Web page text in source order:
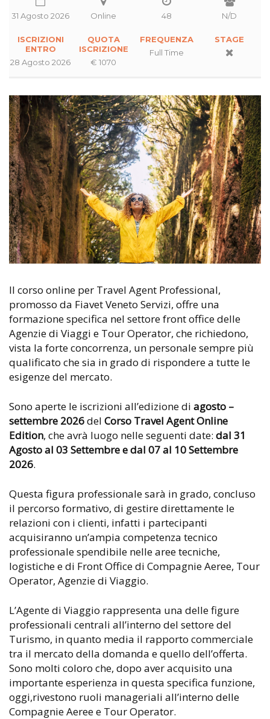
31 Agosto 2026 Online 48 N/D
ISCRIZIONI
ENTRO
28 Agosto 2026
QUOTA
ISCRIZIONE
€ 1070
FREQUENZA
Full Time
STAGE
Il corso online per Travel Agent Professional,
promosso da Fiavet Veneto Servizi, offre una
formazione specifica nel settore front office delle
Agenzie di Viaggi e Tour Operator, che richiedono,
vista la forte concorrenza, un personale sempre più
qualificato che sia in grado di rispondere a tutte le
esigenze del mercato.
Sono aperte le iscrizioni all’edizione di agosto –
settembre 2026del Corso Travel Agent Online
Edition, che avrà luogo nelle seguenti date: dal 31
Agosto al 03 Settembre e dal 07 al 10 Settembre
2026.
Questa figura professionale sarà in grado, concluso
il percorso formativo, di gestire direttamente le
relazioni con i clienti, infatti i partecipanti
acquisiranno un’ampia competenza tecnico
professionale spendibile nelle aree tecniche,
logistiche e di Front Office di Compagnie Aeree, Tour
Operator, Agenzie di Viaggio.
L’Agente di Viaggio rappresenta una delle figure
professionali centrali all’interno del settore del
Turismo, in quanto media il rapporto commerciale
tra il mercato della domanda e quello dell’offerta.
Sono molti coloro che, dopo aver acquisito una
importante esperienza in questa specifica funzione,
oggi,rivestono ruoli manageriali all’interno delle
Compagnie Aeree e Tour Operator.